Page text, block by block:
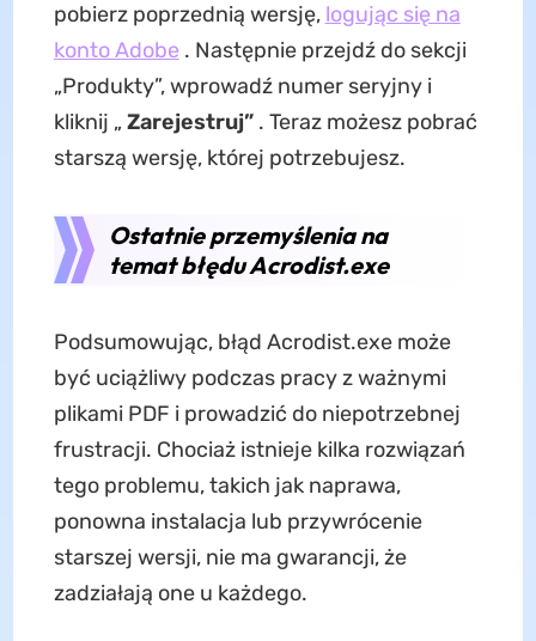
pobierz poprzednią wersję, logując się na
konto Adobe . Następnie przejdź do sekcji
„Produkty”, wprowadź numer seryjny i
kliknij „ Zarejestruj”. Teraz możesz pobrać
starszą wersję, której potrzebujesz.
Ostatnie przemyślenia na
temat błędu Acrodist.exe
Podsumowując, błąd Acrodist.exe może
być uciążliwy podczas pracy z ważnymi
plikami PDF i prowadzić do niepotrzebnej
frustracji. Chociaż istnieje kilka rozwiązań
tego problemu, takich jak naprawa,
ponowna instalacja lub przywrócenie
starszej wersji, nie ma gwarancji, że
zadziałają one u każdego.